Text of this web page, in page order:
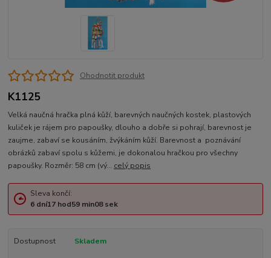
Ohodnotit produkt
K1125
Velká naučná hračka plná kůží, barevných naučných kostek, plastových
kuliček je rájem pro papoušky, dlouho a dobře si pohrají, barevnost je
zaujme, zabaví se kousáním, žvýkáním kůží. Barevnost a poznávání
obrázků zabaví spolu s kůžemi, je dokonalou hračkou pro všechny
papoušky. Rozměr: 58 cm (vý... celý popis
Sleva končí:
6 dní17hod59min07sek
Dostupnost Skladem